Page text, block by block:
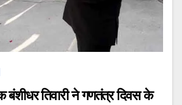
बंशीधर तिवारी ने गणतंत्र दिवस के